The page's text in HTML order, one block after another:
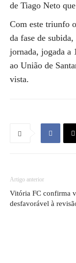
de Tiago Neto
Com este triunfo
da fase de
jornada, jogada a
ao União de
vista.
Artigo anterior
Vitória FC confirma
desfavorável à